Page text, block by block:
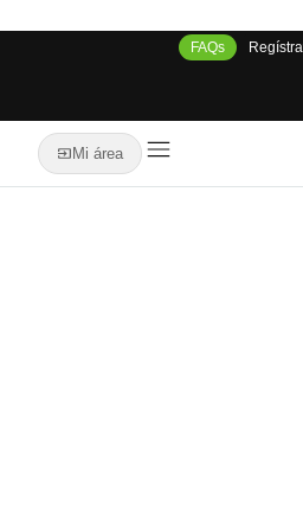
FAQs
Mi área